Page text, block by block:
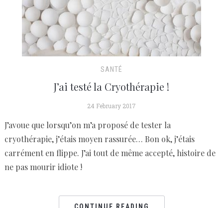
SANTÉ
J’ai testé la Cryothérapie !
24 February 2017
J’avoue que lorsqu’on m’a proposé de tester la
cryothérapie, j’étais moyen rassurée… Bon ok, j’étais
carrément en flippe. J’ai tout de même accepté, histoire de
ne pas mourir idiote !